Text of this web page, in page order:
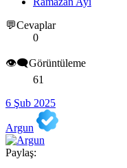
💬Cevaplar
0
👁️‍🗨️Görüntüleme
61
6 Şub 2025
Argun
Paylaş: